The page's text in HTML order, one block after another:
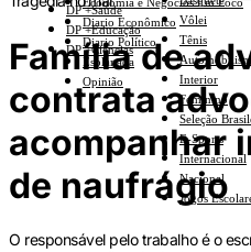
Vôlei
Tênis
Interior
Feminino
Seleção
E-Sports
Internacional
Nacional
Jogos
DP +Saúde
DP +Educação
DP +Ciências
Diario Econômico
Diario Político
Esplanada
Opinião
Família de
contrata
acompanhar
de naufrágio
O responsável pelo trabalho é o